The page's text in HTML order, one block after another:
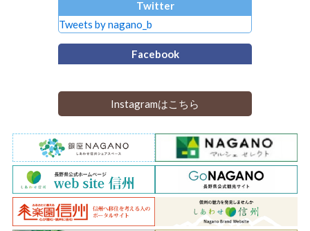
Twitter
Tweets by nagano_b
Facebook
Instagramはこちら